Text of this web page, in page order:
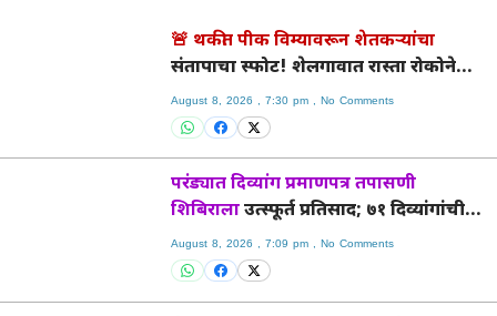
🚨 थकीत पीक विम्यावरून शेतकऱ्यांचा
संतापाचा स्फोट! शेलगावात रास्ता रोकोने
प्रशासन हादरले
August 8, 2026 7:30 pm No Comments
परंड्यात दिव्यांग प्रमाणपत्र तपासणी
शिबिरालाउत्स्फूर्त प्रतिसाद; ७१ दिव्यांगांची
वैद्यकीय तपासणी.
August 8, 2026 7:09 pm No Comments